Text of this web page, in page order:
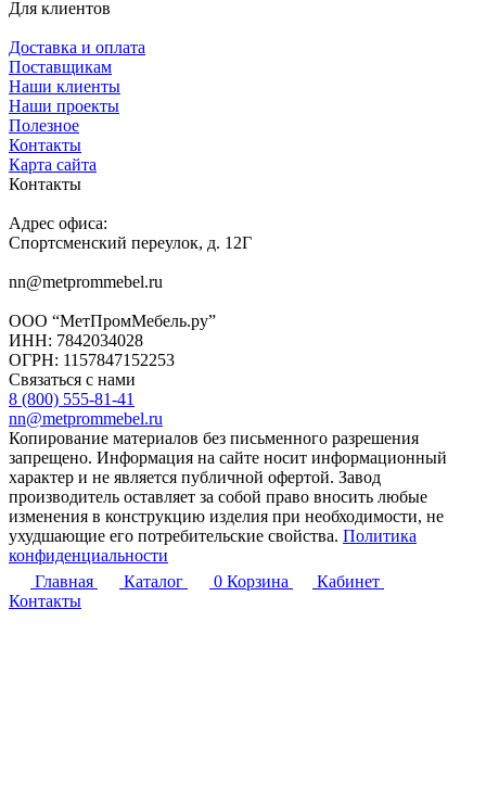
Для клиентов
Доставка и оплата
Поставщикам
Наши клиенты
Наши проекты
Полезное
Контакты
Карта сайта
Контакты
Адрес офиса:
Спортсменский переулок, д. 12Г
nn@metprommebel.ru
ООО “МетПромМебель.ру”
ИНН: 7842034028
ОГРН: 1157847152253
Связаться с нами
8 (800) 555-81-41
nn@metprommebel.ru
Копирование материалов без письменного разрешения
запрещено. Информация на сайте носит информационный
характер и не является публичной офертой. Завод
производитель оставляет за собой право вносить любые
изменения в конструкцию изделия при необходимости, не
ухудшающие его потребительские свойства. Политика
конфиденциальности
Главная
Каталог 0 Корзина
Кабинет
Контакты